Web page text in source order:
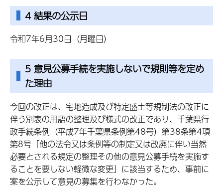
4 結果の公示日
令和7年6月30日（月曜日）
5 意見公募手続を実施しないで規則等を定め
た理由
今回の改正は、宅地造成及び特定盛土等規制法の改正に
伴う別表の用語の整理及び様式の改正であり、千葉県行
政手続条例（平成7年千葉県条例第48号）第38条第4項
第8号「他の法令又は条例等の制定又は改廃に伴い当然
必要とされる規定の整理その他の意見公募手続を実施す
ることを要しない軽微な変更」に該当するため、事前に
案を公示して意見の募集を行わなかった。